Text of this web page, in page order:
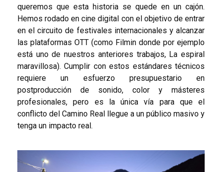
queremos que esta historia se quede en un cajón.
Hemos rodado en cine digital con el objetivo de entrar
en el circuito de festivales internacionales y alcanzar
las plataformas OTT (como Filmin donde por ejemplo
está uno de nuestros anteriores trabajos, La espiral
maravillosa). Cumplir con estos estándares técnicos
requiere un esfuerzo presupuestario en
postproducción de sonido, color y másteres
profesionales, pero es la única vía para que el
conflicto del Camino Real llegue a un público masivo y
tenga un impacto real.